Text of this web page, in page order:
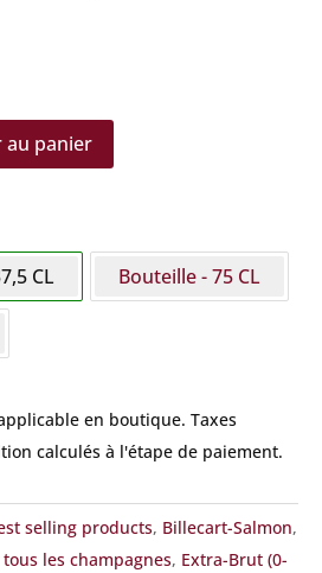
au panier
CL
Bouteille - 75 CL
en boutique. Taxes
calculés à l'étape de paiement.
selling products, Billecart-Salmon,
les champagnes, Extra-Brut (0-